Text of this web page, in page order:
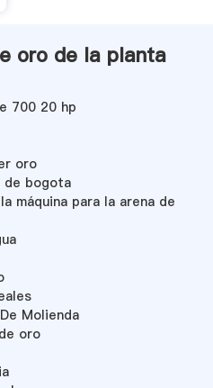
oro de la planta
700 20 hp
oro
de bogota
máquina para la arena de
Molienda
oro